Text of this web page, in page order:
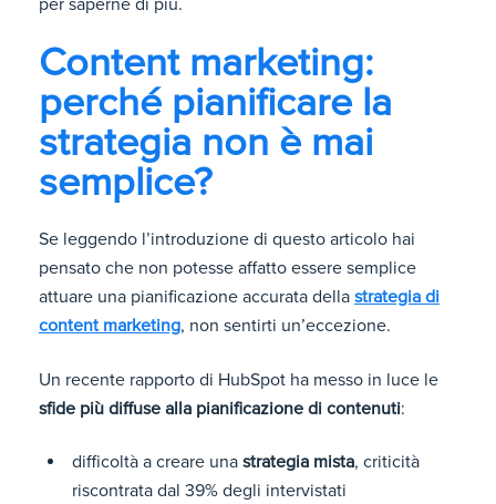
Content marketing:
perché pianificare la
strategia non è mai
semplice?
Se leggendo l’introduzione di questo articolo hai
pensato che non potesse affatto essere semplice
attuare una pianificazione accurata della strategia di
content marketing, non sentirti un’eccezione.
Un recente rapporto di HubSpot ha messo in luce le
sfide più diffuse alla pianificazione di contenuti:
difficoltà a creare una strategia mista, criticità
riscontrata dal 39% degli intervistati